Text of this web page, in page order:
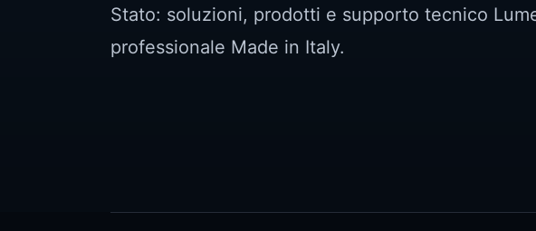
Stato: soluzioni, prodotti e supporto tecnico
professionale Made in Italy.